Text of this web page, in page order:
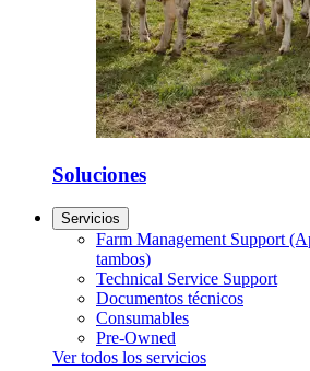
Soluciones
Servicios
Farm Management Support
tambos)
Technical Service Support
Documentos técnicos
Consumables
Pre-Owned
Ver todos los servicios